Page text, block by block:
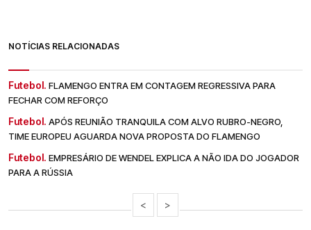
NOTÍCIAS RELACIONADAS
Futebol. FLAMENGO ENTRA EM CONTAGEM REGRESSIVA PARA
FECHAR COM REFORÇO
Futebol. APÓS REUNIÃO TRANQUILA COM ALVO RUBRO-NEGRO,
TIME EUROPEU AGUARDA NOVA PROPOSTA DO FLAMENGO
Futebol. EMPRESÁRIO DE WENDEL EXPLICA A NÃO IDA DO JOGADOR
PARA A RÚSSIA
< >